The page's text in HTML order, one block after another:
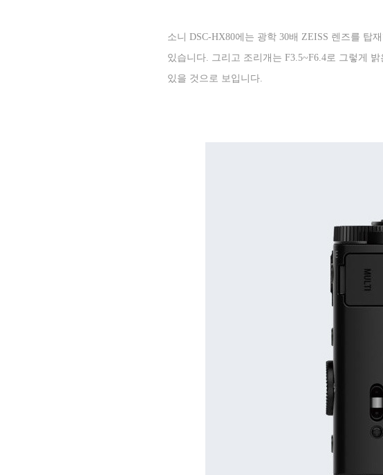
소니 DSC-HX80에는 광학 30배 ZEISS 렌즈를 탑
있습니다. 그리고 조리개는 F3.5~F6.4로 그렇게
있을 것으로 보입니다.